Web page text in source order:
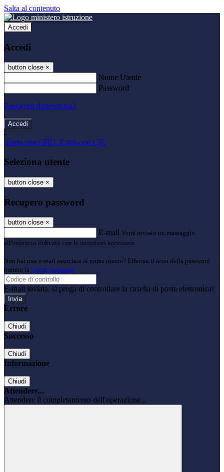
Salta al contenuto
Accedi
Accedi
button close ×
Nome Utente
Password
Password dimenticata?
-
Entra con SPID Entra con CIE
Seleziona utente
button close ×
Recupero password
button close ×
E-mail Verrà inviato un messaggio
all'indirizzo indicato con le istruzioni necessarie.
Non hai una e-mail associata al nome utente? Effettua il reset della password
tramite la Login Spaggiari
E-mail inviata, si prega di controllare la casella di posta elettronica!
Errore
Chiudi
Successo
Chiudi
Informazione
Chiudi
Attendere...
Attendere il completamento dell'operazione...